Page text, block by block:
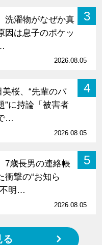
3
洗濯物がなぜか真
因は息子のポケッ
2026.08.05
4
美桜、“先輩のパ
”に持論「被害者
…
2026.08.05
5
7歳長男の連絡帳
衝撃の“お知ら
明…
2026.08.05
る